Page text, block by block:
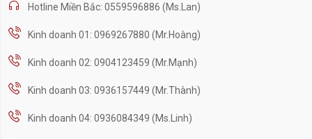
Hotline Miền Bắc: 0559596886 (Ms.Lan)
Kinh doanh 01: 0969267880 (Mr.Hoàng)
Kinh doanh 02: 0904123459 (Mr.Mạnh)
Kinh doanh 03: 0936157449 (Mr.Thành)
Kinh doanh 04: 0936084349 (Ms.Linh)